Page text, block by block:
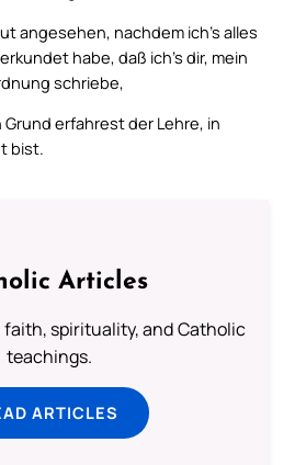
angesehen, nachdem ich’s alles
habe, daß ich’s dir, mein
schriebe,
erfahrest der Lehre, in
bist.
Articles
faith, spirituality, and Catholic
teachings.
ARTICLES